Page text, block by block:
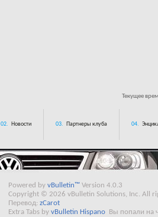
Текущее
02. Новости 03. Партнеры клуба 04.
Powered by vBulletin™ Version 4.0.3
Copyright © 2026 vBulletin Solutions, Inc. All
Перевод: zCarot
Extra Tabs by vBulletin Hispano
Вы попали на